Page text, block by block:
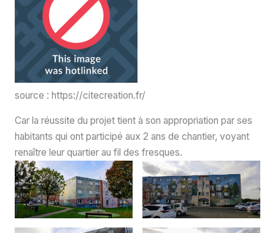
source : https://citecreation.fr/
Car la réussite du projet tient à son appropriation par ses
habitants qui ont participé aux 2 ans de chantier, voyant
renaître leur quartier au fil des fresques.